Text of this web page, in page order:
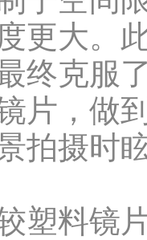
更大。
终克服
片，做
拍摄时
料镜片